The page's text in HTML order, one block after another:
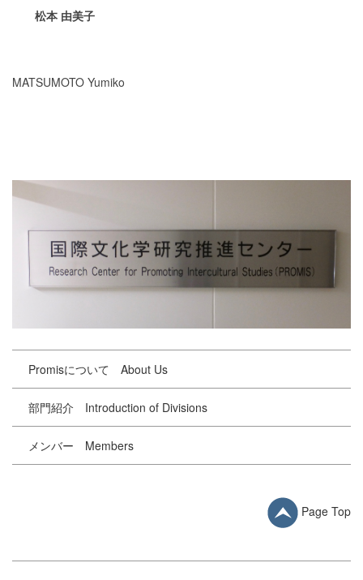
松本 由美子
MATSUMOTO Yumiko
Promisについて About Us
部門紹介 Introduction of Divisions
メンバー Members
Page Top